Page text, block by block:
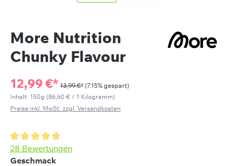
More Nutrition
Chunky Flavour
12,99 €* 13,99 €* (7.15% gespart)
Inhalt: 150g (86,60 € / 1 Kilogramm)
Preise inkl. MwSt. zzgl. Versandkosten
Durchschnittliche Bewertung von 4.63 von 5 Sternen
28 Bewertungen
Geschmackauswählen